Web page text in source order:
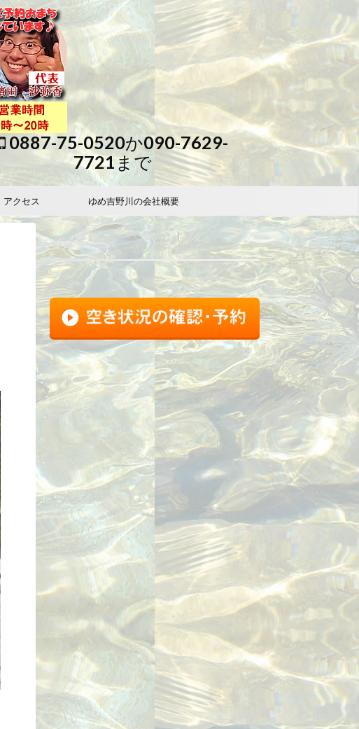
0887-75-0520か090-7629-
7721まで
アクセス ゆめ吉野川の会社概要
FB